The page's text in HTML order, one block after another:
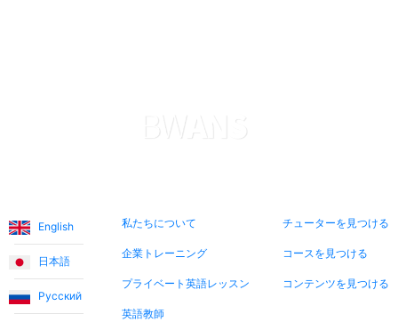
English
日本語
Русский
私たちについて
企業トレーニング
プライベート英語レッスン
英語教師
チューターを見つける
コースを見つける
コンテンツを見つける